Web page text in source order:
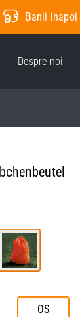
Banii
Despre noi
OS